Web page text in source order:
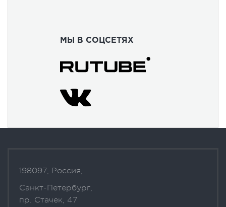
МЫ В СОЦСЕТЯХ
198097, Россия,
Санкт-Петербург,
пр. Стачек, 47